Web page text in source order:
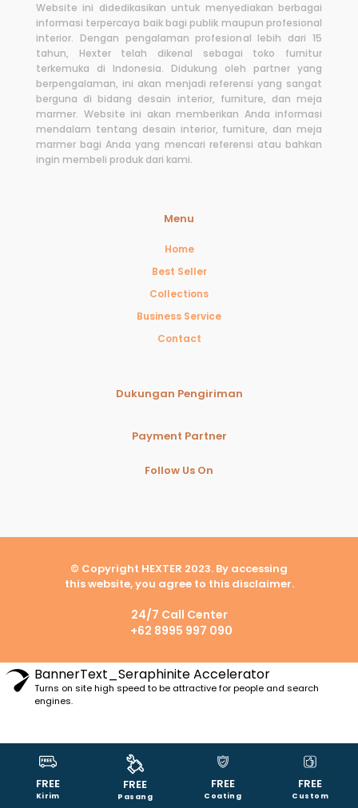
Website ini didedikasikan untuk menyediakan berbagai
informasi terpercaya baik bagi publik maupun profesional
interior. Dengan pengalaman profesional lebih dari 15
tahun, Hexter telah dikenal sebagai toko furnitur
terkemuka di Indonesia. Didukung oleh partner yang
berpengalaman, ini akan menjadi referensi yang sangat
berguna di bidang desain interior, furniture, dan meja
marmer. Website ini akan memberikan Anda informasi
mendalam tentang desain interior, furniture, dan meja
marmer bagi Anda yang mencari referensi atau bahkan
ingin membeli produk dari kami.
Menu
Home
Best Seller
Collections
Business Service
Contact
Dukungan Pengiriman
Payment Partner
Follow Us On
© Copyright HEXTER 2023. By accessing
this website, you agree to this disclaimer.
24/7 Call Center
+62 8995 997 090
FREE
Kirim
FREE
Pasang
FREE
Coating
FREE
Custom
BannerText_Seraphinite Accelerator
Turns on site high speed to be attractive for people and search
engines.